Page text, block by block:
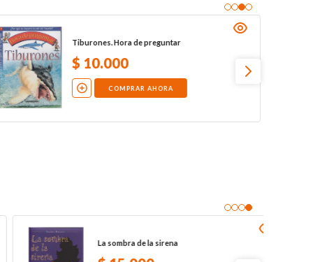
Tiburones. Hora de preguntar
$ 10.000
COMPRAR AHORA
Hipopótamo avaro y gruñón
$24 500